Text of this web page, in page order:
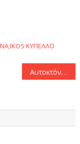
ΚΥΠΕΛΛΟ
Αυτοκτόνησε ο Προμηθέας και τώρα «τρέχει»